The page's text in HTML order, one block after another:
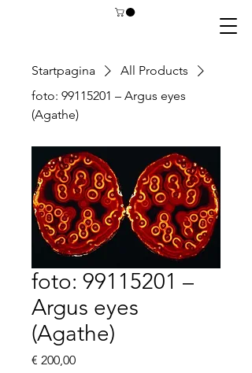
Startpagina
All Products
foto: 99115201 – Argus eyes
(Agathe)
foto: 99115201 –
Argus eyes
(Agathe)
€ 200,00Prijs